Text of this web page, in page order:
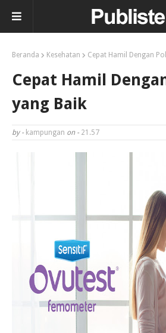
Beranda Kesehatan Cepat Hamil Dengan
Cepat Hamil
yang Baik
by - kampungan on - 21.57